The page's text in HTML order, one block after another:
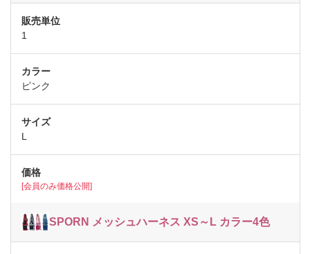
1
ピンク
L
[会員のみ価格公開]
SPORN メッシュハーネス XS～L カラー4色